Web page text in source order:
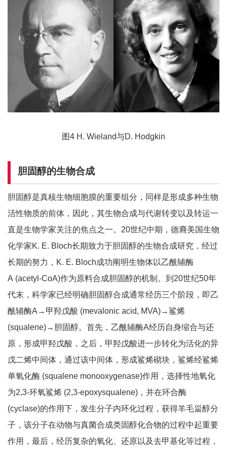
图4 H. Wieland与D. Hodgkin
胆固醇的生物合成
胆固醇是真核生物细胞膜的重要组分，同样是形成多种生物
活性物质的前体，因此，其生物合成与代谢转变以及转运一
直是生物学家关注的焦点之一。20世纪中期，德裔美国生物
化学家K. E. Bloch长期致力于胆固醇的生物合成研究，经过
长期的努力，K. E. Bloch成功阐明生物体以乙酰辅酶
A (acetyl-CoA)作为原料合成胆固醇的机制。到20世纪50年
代末，科学家已经明确胆固醇合成通常经历三个阶段，即乙
酰辅酶A→甲羟戊酸 (mevalonic acid, MVA)→鲨烯
(squalene)→胆固醇。首先，乙酰辅酶A经历自身缩合与还
原，形成甲羟戊酸，之后，甲羟戊酸进一步转化为活化的异
戊二烯中间体，通过该中间体，形成鲨烯砌块，鲨烯经鲨烯
单氧化酶 (squalene monooxygenase)作用，选择性地氧化
为2,3-环氧鲨烯 (2,3-epoxysqualene)，并在环合酶
(cyclase)的作用下，发生分子内环化过程，获得羊毛甾醇分
子，该分子在动物与真菌合成类固醇化合物的过程中起重要
作用，最后，经历复杂的氧化、还原以及去甲基化等过程，